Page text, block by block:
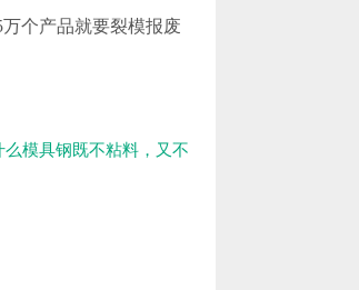
个产品就要裂模报废
模具钢既不粘料，又不